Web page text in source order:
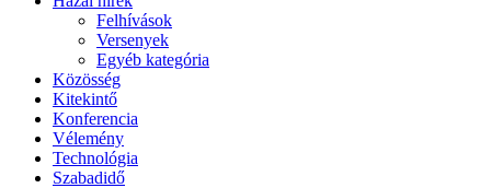
Felhívások
Versenyek
Egyéb kategória
Közösség
Kitekintő
Konferencia
Vélemény
Technológia
Szabadidő